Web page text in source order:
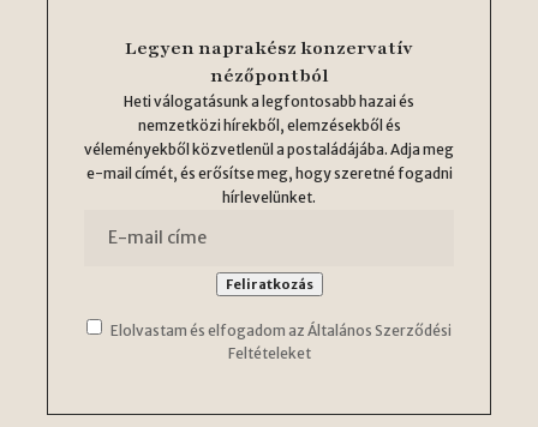
Legyen naprakész konzervatív
nézőpontból
Heti válogatásunk a legfontosabb hazai és
nemzetközi hírekből, elemzésekből és
véleményekből közvetlenül a postaládájába. Adja meg
e-mail címét, és erősítse meg, hogy szeretné fogadni
hírlevelünket.
Elolvastam és elfogadom az Általános Szerződési
Feltételeket